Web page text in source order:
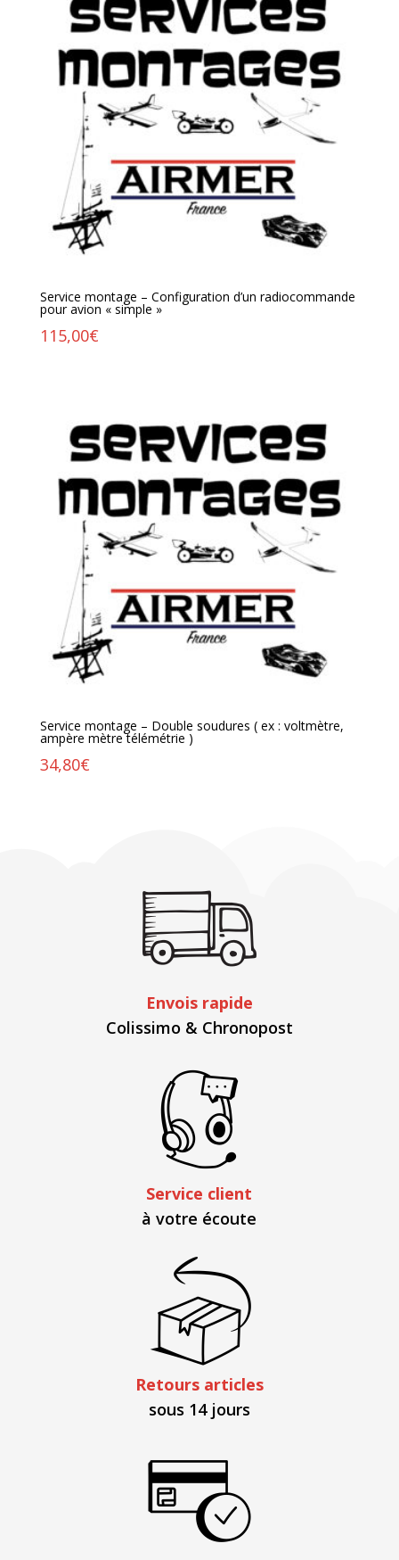
Service montage – Configuration d’un radiocommande
pour avion « simple »
115,00€
Service montage – Double soudures ( ex : voltmètre,
ampère mètre télémétrie )
34,80€
Envois rapide
Colissimo & Chronopost
Service client
à votre écoute
Retours articles
sous 14 jours